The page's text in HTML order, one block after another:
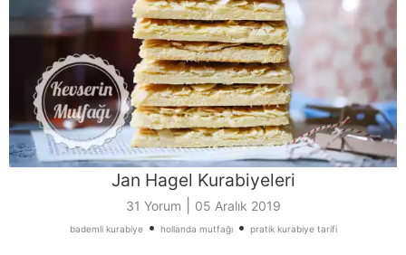
Jan Hagel Kurabiyeleri
31 Yorum 05 Aralık 2019
bademli kurabiye• hollanda mutfağı• pratik kurabiye tarifi